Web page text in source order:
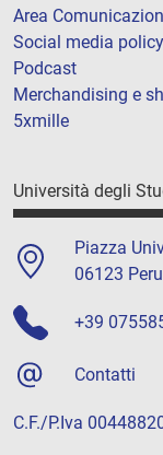
Area
Social media policy
Podcast
Merchandising e
5xmille
Università degli
Piazza
06123
+39
Contatti
C.F./P.Iva